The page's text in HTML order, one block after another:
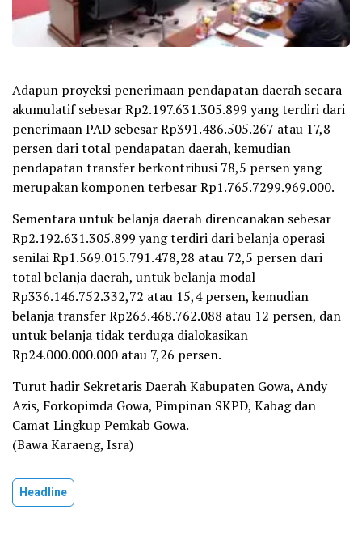
Adapun proyeksi penerimaan pendapatan daerah secara
akumulatif sebesar Rp2.197.631.305.899 yang terdiri dari
penerimaan PAD sebesar Rp391.486.505.267 atau 17,8
persen dari total pendapatan daerah, kemudian
pendapatan transfer berkontribusi 78,5 persen yang
merupakan komponen terbesar Rp1.765.7299.969.000.
Sementara untuk belanja daerah direncanakan sebesar
Rp2.192.631.305.899 yang terdiri dari belanja operasi
senilai Rp1.569.015.791.478,28 atau 72,5 persen dari
total belanja daerah, untuk belanja modal
Rp336.146.752.332,72 atau 15,4 persen, kemudian
belanja transfer Rp263.468.762.088 atau 12 persen, dan
untuk belanja tidak terduga dialokasikan
Rp24.000.000.000 atau 7,26 persen.
Turut hadir Sekretaris Daerah Kabupaten Gowa, Andy
Azis, Forkopimda Gowa, Pimpinan SKPD, Kabag dan
Camat Lingkup Pemkab Gowa.
(Bawa Karaeng, Isra)
Headline